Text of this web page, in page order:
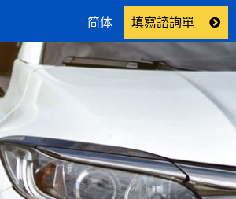
简体 填寫諮詢單